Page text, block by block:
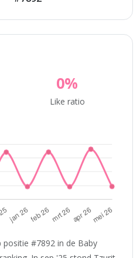
0%
Like ratio
#7892 in de Baby